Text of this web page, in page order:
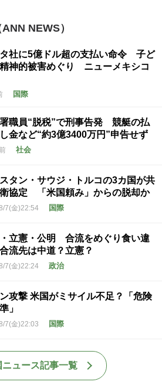
NEWS）
社に5億ドル超の支払い命令 子ど
神的被害めぐり ニューメキシコ
国際
職員“脱税”で刑事告発 競艇の払
金など“約3億3400万円”申告せず
社会
タン・サウジ・トルコの3カ国が共
協定 「米国頼み」からの脱却か
7(金)22:54 国際
立憲・公明 合流をめぐり食い違
流先は中道？立憲？
7(金)22:24 政治
攻撃 米国がミサイル不足？「危険
」
7(金)22:03 国際
ニュース記事一覧